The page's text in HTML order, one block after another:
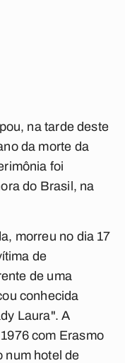
na tarde deste
da morte da
foi
do Brasil, na
morreu no dia 17
de
de uma
conhecida
Laura". A
com Erasmo
num hotel de